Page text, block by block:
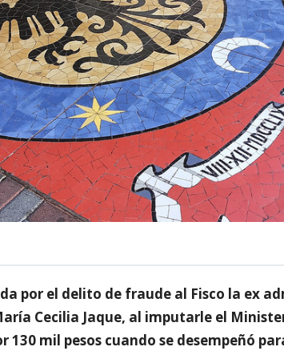
por el delito de fraude al Fisco la ex
Cecilia Jaque, al imputarle el
130 mil pesos cuando se desempeñó